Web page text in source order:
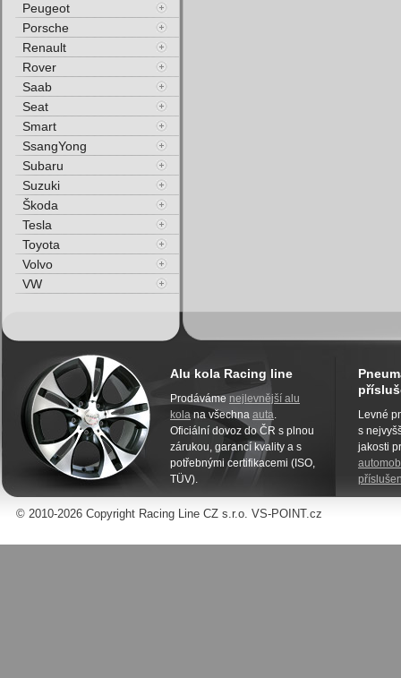
Peugeot
Porsche
Renault
Rover
Saab
Seat
Smart
SsangYong
Subaru
Suzuki
Škoda
Tesla
Toyota
Volvo
VW
Alu kola Racing line
Prodáváme nejlevnější alu
kola na všechna auta.
Oficiální dovoz do ČR s plnou
zárukou, garancí kvality a s
potřebnými certifikacemi (ISO,
TÜV).
Levné
s
jakosti
© 2010-2026 Copyright Racing Line CZ s.r.o. VS-POINT.cz